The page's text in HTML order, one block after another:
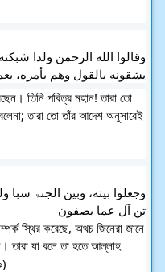
وقالوا الله الرحمن ولدا
يشقونه بالقول وهم بأمره،
তিনি পবিত্র মহান! তারা তো
তারা তো তাঁর আদেশ অনুসারেই
وجعلوا بيته، وبين الجنۃ
تن آل عما يصفون
স্থির করেছে, অথচ জিনেরা জানে
তারা যা বলে তা হতে আল্লাহ